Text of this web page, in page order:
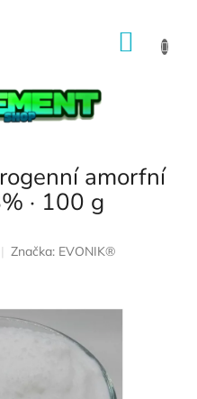
amorfní
· 100 g
Značka: EVONIK®